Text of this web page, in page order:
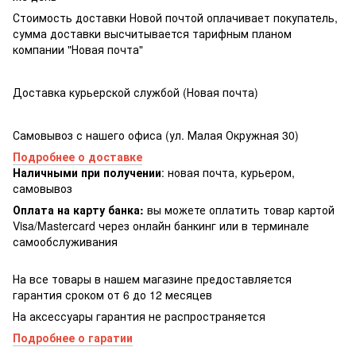
Стоимость доставки Новой почтой оплачивает покупатель,
сумма доставки высчитывается тарифным планом
компании "Новая почта"
Доставка курьерской службой (Новая почта)
Самовывоз с нашего офиса (ул. Малая Окружная 30)
Подробнее о доставке
Наличными при получении: новая почта, курьером,
самовывоз
Оплата на карту банка: вы можете оплатить товар картой
Visa/Masterсard через онлайн банкинг или в терминале
самообслуживания
На все товары в нашем магазине предоставляется
гарантия сроком от 6 до 12 месяцев
На аксессуары гарантия не распространяется
Подробнее о гаратии